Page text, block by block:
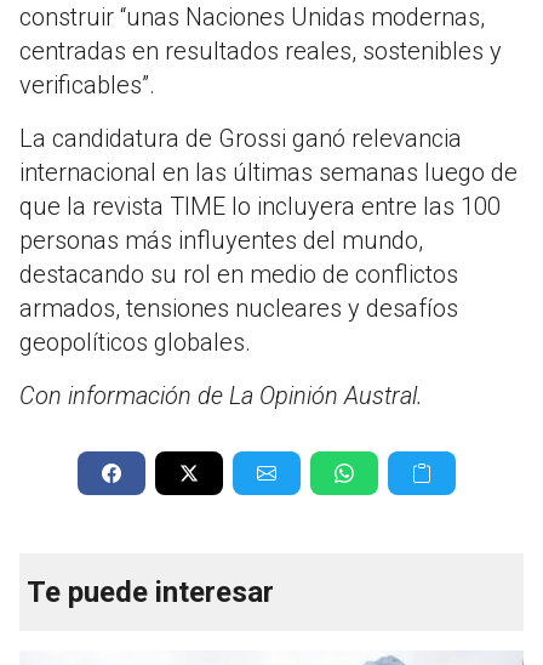
construir “unas Naciones Unidas modernas,
centradas en resultados reales, sostenibles y
verificables”.
La candidatura de Grossi ganó relevancia
internacional en las últimas semanas luego de
que la revista TIME lo incluyera entre las 100
personas más influyentes del mundo,
destacando su rol en medio de conflictos
armados, tensiones nucleares y desafíos
geopolíticos globales.
Con información de La Opinión Austral.
Te puede interesar